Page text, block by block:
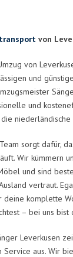
von
von
und
und
sorgt dafür,
Wir kümmern
und sind
vertraut.
deine komplette
– bei uns bist
Leverkusen
Service aus. Wir